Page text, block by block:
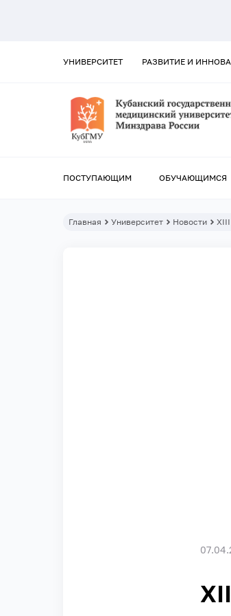
УНИВЕРСИТЕТ РАЗВИТИЕ И
ПОСТУПАЮЩИМ ОБУЧАЮЩИМСЯ
Главная Университет Новости